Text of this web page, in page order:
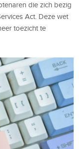
die zich bezig
Act. Deze wet
toezicht te